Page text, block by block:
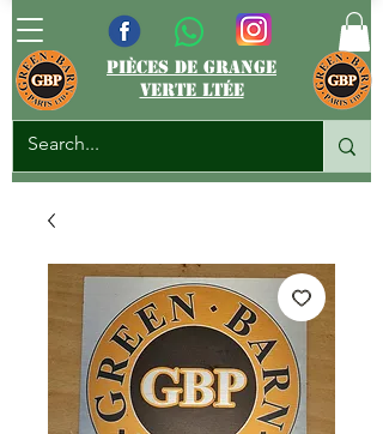
pièces de grange
verte ltée